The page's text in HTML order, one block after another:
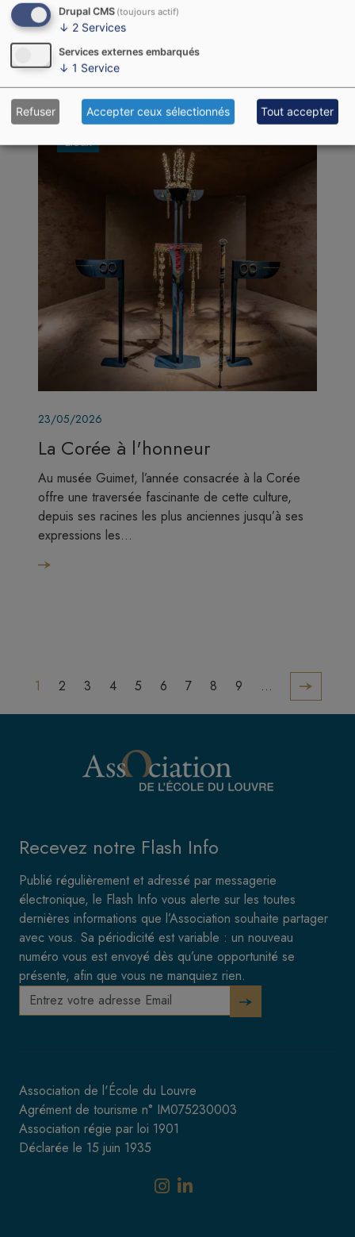
derniers, aura montré combien une ville peut
constituer, à elle seule, un véritable manuel
d'histoire de…
Lieux
23/05/2026
La Corée à l'honneur
Au musée Guimet, l’année consacrée à la Corée
offre une traversée fascinante de cette culture,
depuis ses racines les plus anciennes jusqu’à ses
expressions les…
Pagination
Page
1 Page
2 Page
3 Page
4 Page
5 Page
6 Page
7 Page
8 Page
9 … Page
Recevez notre Flash Info
Publié régulièrement et adressé par messagerie
électronique, le Flash Info vous alerte sur les toutes
dernières informations que l’Association souhaite partager
avec vous. Sa périodicité est variable : un nouveau
numéro vous est envoyé dès qu’une opportunité se
présente, afin que vous ne manquiez rien.
Association de l'École du Louvre
Agrément de tourisme n° IM075230003
Association régie par loi 1901
Déclarée le 15 juin 1935
Drupal CMS (toujours actif)
↓ 2 Services
Services externes embarqués
↓ 1 Service
Refuser Accepter ceux sélectionnés Tout accepter